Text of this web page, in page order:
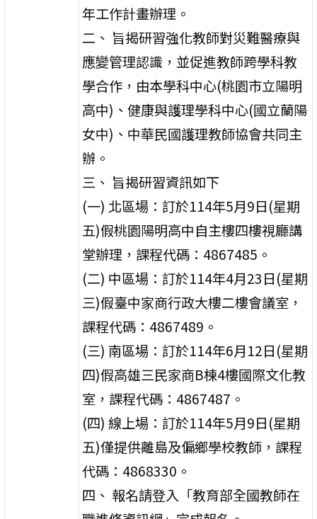
年工作計畫辦理。
二、 旨揭研習強化教師對災難醫療與
應變管理認識，並促進教師跨學科教
學合作，由本學科中心(桃園市立陽明
高中)、健康與護理學科中心(國立蘭陽
女中)、中華民國護理教師協會共同主
辦。
三、 旨揭研習資訊如下
(一) 北區場：訂於114年5月9日(星期
五)假桃園陽明高中自主樓四樓視廳講
堂辦理，課程代碼：4867485。
(二) 中區場：訂於114年4月23日(星期
三)假臺中家商行政大樓二樓會議室，
課程代碼：4867489。
(三) 南區場：訂於114年6月12日(星期
四)假高雄三民家商B棟4樓國際文化教
室，課程代碼：4867487。
(四) 線上場：訂於114年5月9日(星期
五)僅提供離島及偏鄉學校教師，課程
代碼：4868330。
四、 報名請登入「教育部全國教師在